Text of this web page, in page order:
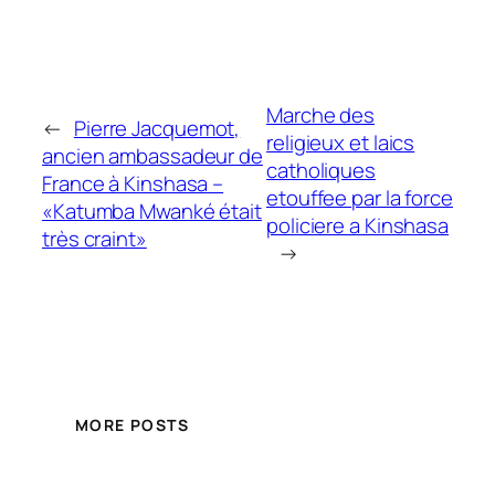
← Pierre Jacquemot,
ancien ambassadeur de
France à Kinshasa –
«Katumba Mwanké était
très craint»
Marche des
religieux et laics
catholiques
etouffee par la force
policiere a Kinshasa
→
MORE POSTS